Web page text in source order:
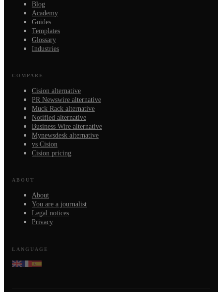
Blog
Academy
Guides
Templates
Glossary
Industries
COMPARE
Cision alternative
PR Newswire alternative
Muck Rack alternative
Notified alternative
Business Wire alternative
Mynewsdesk alternative
vs Cision
Cision pricing
ABOUT
About
You are a journalist
Legal notices
Privacy
LANGUAGE